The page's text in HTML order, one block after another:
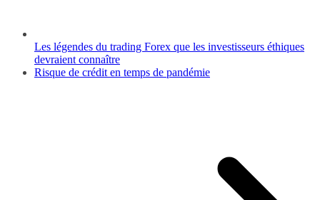
Les légendes du trading Forex que les investisseurs éthiques
devraient connaître
Risque de crédit en temps de pandémie